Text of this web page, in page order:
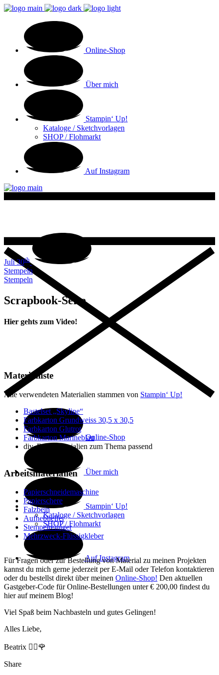
Online-Shop
Über mich
Stampin‘ Up!
Kataloge / Sketchvorlagen
SHOP / Flohmarkt
Auf Instagram
Online-Shop
Über mich
Stampin‘ Up!
Kataloge / Sketchvorlagen
SHOP / Flohmarkt
Auf Instagram
Juli 30th
Stempeln
Stempeln
Scrapbook-Seite
Hier gehts zum Video!
Materialliste
Alle verwendeten Materialien stammen von Stampin‘ Up!
Bastelset „Skyline“
Farbkarton Grundweiss 30,5 x 30,5
Farbkarton Glutrot
Farbkarton Marineblau
div. Dekomaterialien zum Thema passend
Arbeitsmaterialien
Papierschneidemaschine
Papierschere
Falzbein
Aufhebhelfer
Stempelreiniger
Mehrzweck-Flüssigkleber
Für Fragen oder zur Bestellung von Material zu meinen Projekten
kannst du mich gerne jederzeit per E-Mail oder Telefon kontaktieren
oder du bestellst direkt über meinen Online-Shop! Den aktuellen
Gastgeber-Code für Online-Bestellungen unter € 200,00 findest du
hier auf meinem Blog!
Viel Spaß beim Nachbasteln und gutes Gelingen!
Alles Liebe,
Beatrix 🙋‍♀️🌹
Share